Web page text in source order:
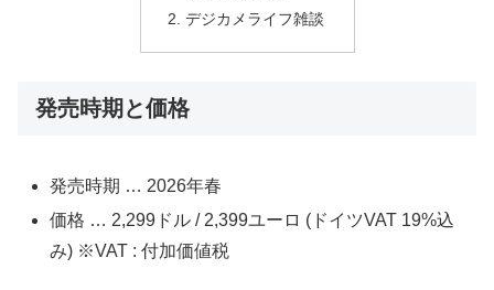
デジカメライフ雑談
発売時期と価格
発売時期 … 2026年春
価格 … 2,299ドル / 2,399ユーロ (ドイツVAT 19%込
み) ※VAT : 付加価値税